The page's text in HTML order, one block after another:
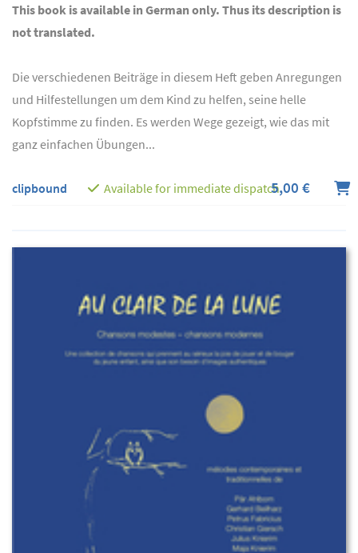
This book is available in German only. Thus its description is
not translated.
Die verschiedenen Beiträge in diesem Heft geben Anregungen
und Hilfestellungen um dem Kind zu helfen, seine helle
Kopfstimme zu finden. Es werden Wege gezeigt, wie das mit
ganz einfachen Übungen...
clipbound Available for immediate dispatch5,00 €